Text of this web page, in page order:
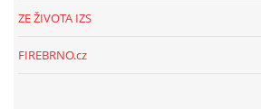
ZE ŽIVOTA IZS
FIREBRNO.cz